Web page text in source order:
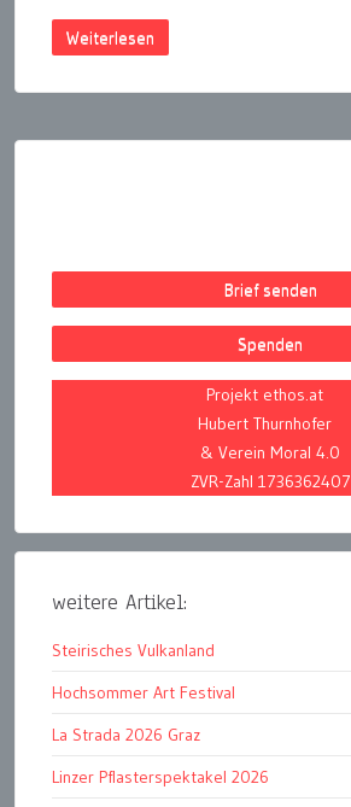
Weiterlesen
der
Brief senden
Spenden
Projekt ethos.at
Hubert Thurnhofer
& Verein Moral 4.0
ZVR-Zahl 1736362407
weitere Artikel:
Steirisches Vulkanland
Hochsommer Art Festival
La Strada 2026 Graz
Linzer Pflasterspektakel 2026